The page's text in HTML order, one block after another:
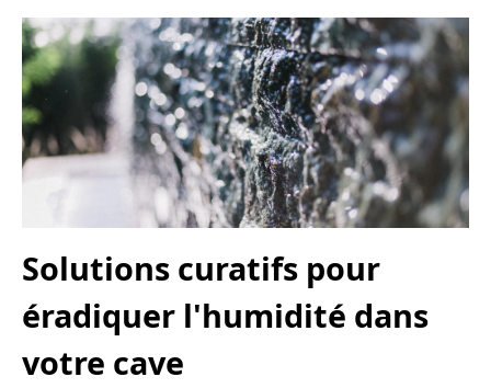
Solutions curatifs pour
éradiquer l'humidité dans
votre cave